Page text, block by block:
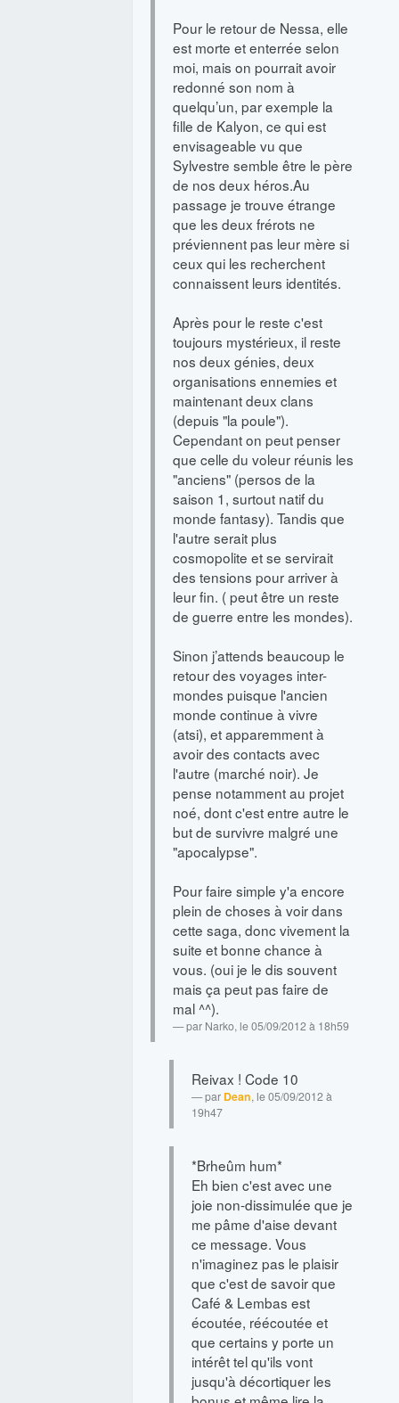
Pour le retour de Nessa, elle
est morte et enterrée selon
moi, mais on pourrait avoir
redonné son nom à
quelqu’un, par exemple la
fille de Kalyon, ce qui est
envisageable vu que
Sylvestre semble être le père
de nos deux héros.Au
passage je trouve étrange
que les deux frérots ne
préviennent pas leur mère si
ceux qui les recherchent
connaissent leurs identités.
Après pour le reste c'est
toujours mystérieux, il reste
nos deux génies, deux
organisations ennemies et
maintenant deux clans
(depuis "la poule").
Cependant on peut penser
que celle du voleur réunis les
"anciens" (persos de la
saison 1, surtout natif du
monde fantasy). Tandis que
l'autre serait plus
cosmopolite et se servirait
des tensions pour arriver à
leur fin. ( peut être un reste
de guerre entre les mondes).
Sinon j’attends beaucoup le
retour des voyages inter-
mondes puisque l'ancien
monde continue à vivre
(atsi), et apparemment à
avoir des contacts avec
l'autre (marché noir). Je
pense notamment au projet
noé, dont c'est entre autre le
but de survivre malgré une
"apocalypse".
Pour faire simple y'a encore
plein de choses à voir dans
cette saga, donc vivement la
suite et bonne chance à
vous. (oui je le dis souvent
mais ça peut pas faire de
mal ^^).
par Narko, le 05/09/2012 à 18h59
Reivax ! Code 10
par Dean, le 05/09/2012 à
19h47
*Brheûm hum*
Eh bien c'est avec une
joie non-dissimulée que je
me pâme d'aise devant
ce message. Vous
n'imaginez pas le plaisir
que c'est de savoir que
Café & Lembas est
écoutée, réécoutée et
que certains y porte un
intérêt tel qu'ils vont
jusqu'à décortiquer les